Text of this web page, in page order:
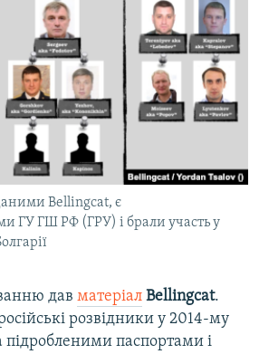
Bellingcat, є
ГУ ГШ РФ (ГРУ) і брали участь у
дав матеріал Bellingcat.
розвідники у 2014-му
підробленими паспортами і